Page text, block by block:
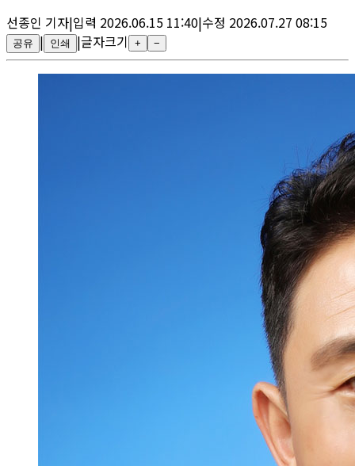
선종인 기자|입력 2026.06.15 11:40|수정 2026.07.27 08:15
공유 | 인쇄 |글자크기 + −